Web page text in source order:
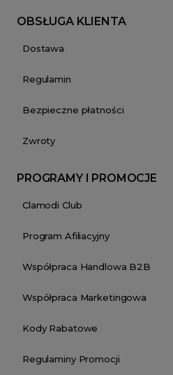
OBSŁUGA KLIENTA
Dostawa
Regulamin
Bezpieczne płatności
Zwroty
PROGRAMY I PROMOCJE
Clamodi Club
Program Afiliacyjny
Współpraca Handlowa B2B
Współpraca Marketingowa
Kody Rabatowe
Regulaminy Promocji